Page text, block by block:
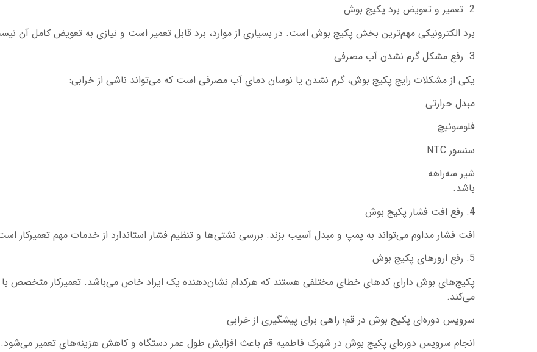
2. تعمیر و تعویض برد پکیج بوش
برد الکترونیکی مهم‌ترین بخش پکیج بوش است. در بسیاری از موارد، برد قابل تعمیر است و نیازی به تعویض کامل
3. رفع مشکل گرم نشدن آب مصرفی
یکی از مشکلات رایج پکیج بوش، گرم نشدن یا نوسان دمای آب مصرفی است که می‌تواند ناشی از خرابی:
مبدل حرارتی
فلوسوئیچ
سنسور NTC
شیر سه‌راهه
باشد.
4. رفع افت فشار پکیج بوش
افت فشار مداوم می‌تواند به پمپ و مبدل آسیب بزند. بررسی نشتی‌ها و تنظیم فشار استاندارد از خدمات مهم تعمیرکار
5. رفع ارورهای پکیج بوش
پکیج‌های بوش دارای کدهای خطای مختلفی هستند که هرکدام نشان‌دهنده یک ایراد خاص می‌باشد. تعمیرکار متخصص
می‌کند.
سرویس دوره‌ای پکیج بوش در قم؛ راهی برای پیشگیری از خرابی
انجام سرویس دوره‌ای پکیج بوش در شهرک فاطمیه قم باعث افزایش طول عمر دستگاه و کاهش هزینه‌های تعمیر